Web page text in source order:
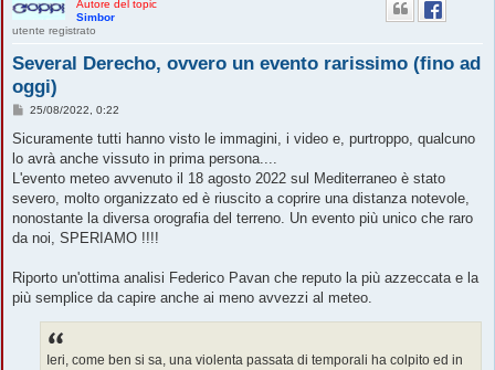
Autore del topic
Simbor
utente registrato
Several Derecho, ovvero un evento rarissimo (fino ad
oggi)
M
s
a
g
i
o
25/08/2022, 0:22
Sicuramente tutti hanno visto le immagini, i video e, purtroppo, qualcuno
lo avrà anche vissuto in prima persona....
L'evento meteo avvenuto il 18 agosto 2022 sul Mediterraneo è stato
severo, molto organizzato ed è riuscito a coprire una distanza notevole,
nonostante la diversa orografia del terreno. Un evento più unico che raro
da noi, SPERIAMO !!!!
Riporto un'ottima analisi Federico Pavan che reputo la più azzeccata e la
più semplice da capire anche ai meno avvezzi al meteo.
Ieri, come ben si sa, una violenta passata di temporali ha colpito ed in